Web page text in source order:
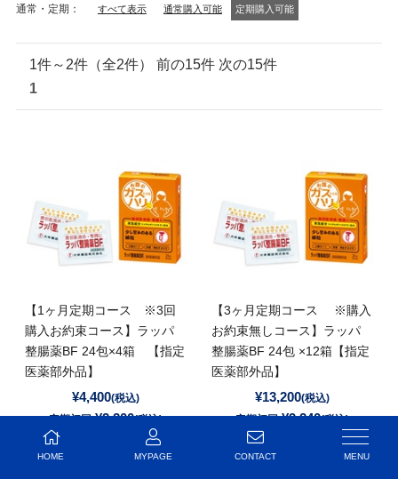
通常・定期 すべて表示 通常購入可能 定期購入可能
1件～2件（全2件） 前の15件 次の15件
1
【1ヶ月定期コース ※3回
購入お約束コース】ラッパ
整腸薬BF 24包×4箱 【指定
医薬部外品】
¥4,400(税込)
定期初回:¥2,200(税込)
定期通常:
(税込)
【3ヶ月定期コース ※購入
お約束無しコース】ラッパ
整腸薬BF 24包 ×12箱【指定
医薬部外品】
¥13,200(税込)
定期初回:¥9,240(税込)
定期通常:
(税込)
HOME MYPAGE CONTACT